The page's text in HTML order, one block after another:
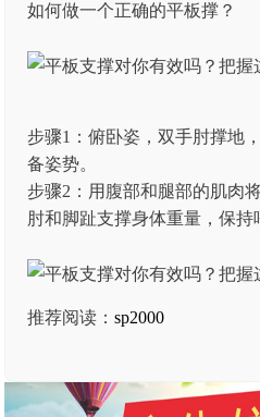
如何做一个正确的平板撑？
步骤1：俯卧姿，双手肘撑地
备姿势。
步骤2：用腹部和腿部的肌肉
肘和脚趾支撑身体重量，保持
推荐阅读：sp2000